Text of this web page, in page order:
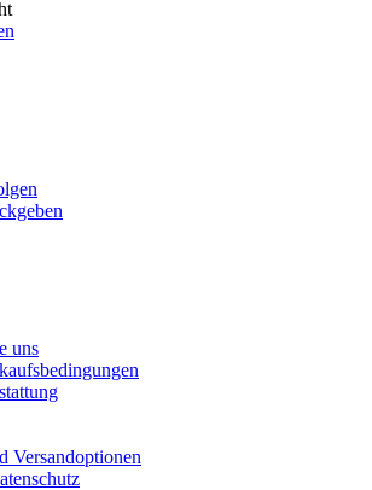
uns
Versandoptionen